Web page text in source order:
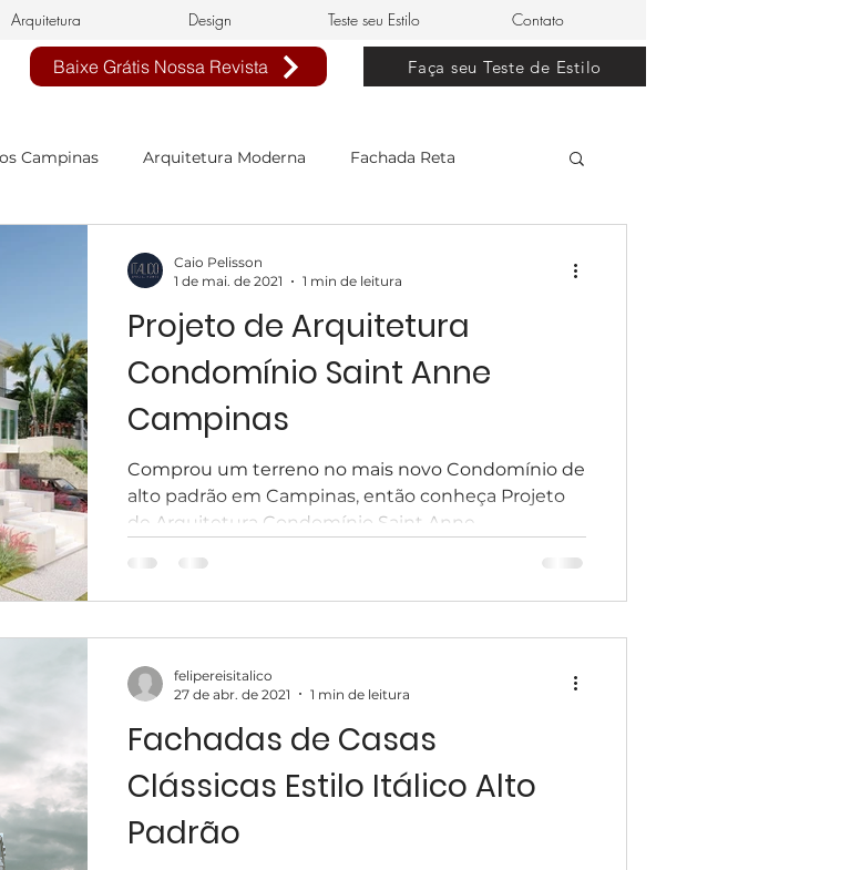
Arquitetura Design Teste seu Estilo Contato
Baixe Grátis Nossa Revista Faça seu Teste de Estilo
Campinas Arquitetura Moderna Fachada Reta
buffet infantil projeto de interiores restaurante japonês
Estilo Neoclássico Condomínio Aphaville Dom Pedro 0
Clássica Condomínio EntreVerdes
Campinas
Projeto de Arquitetura
Condomínio Saint Anne
Campinas
Comprou um terreno no mais novo Condomínio de
alto padrão em Campinas, então conheça Projeto
de Arquitetura Condomínio Saint Anne...
Caio Pelisson
1 de mai. de 2021
1 min de leitura
Fachadas de Casas
Clássicas Estilo Itálico Alto
Padrão
felipereisitalico
27 de abr. de 2021
1 min de leitura